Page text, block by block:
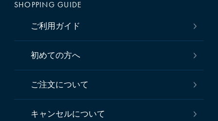
SHOPPING GUIDE
ご利用ガイド
初めての方へ
ご注文について
キャンセルについて